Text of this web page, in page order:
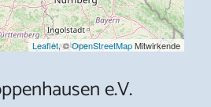
Leaflet, ©OpenStreetMapMitwirkende
e.V.